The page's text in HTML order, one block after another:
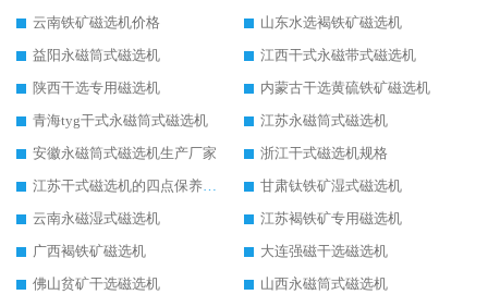
云南铁矿磁选机价格
山东水选褐铁矿磁选机
益阳永磁筒式磁选机
江西干式永磁带式磁选机
陕西干选专用磁选机
内蒙古干选黄硫铁矿磁选机
青海tyg干式永磁筒式磁选机
江苏永磁筒式磁选机
安徽永磁筒式磁选机生产厂家
浙江干式磁选机规格
江苏干式磁选机的四点保养秘籍
甘肃钛铁矿湿式磁选机
云南永磁湿式磁选机
江苏褐铁矿专用磁选机
广西褐铁矿磁选机
大连强磁干选磁选机
佛山贫矿干选磁选机
山西永磁筒式磁选机